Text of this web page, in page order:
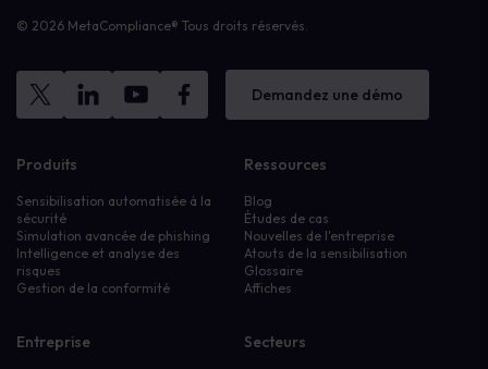
© 2026 MetaCompliance® Tous droits réservés.
Demandez une démo
Produits
Sensibilisation automatisée à la
sécurité
Simulation avancée de phishing
Intelligence et analyse des
risques
Gestion de la conformité
Ressources
Blog
Études de cas
Nouvelles de l'entreprise
Atouts de la sensibilisation
Glossaire
Affiches
Entreprise Secteurs